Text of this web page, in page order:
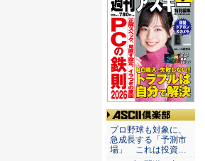
ASCII倶楽部
プロ野球も対象に、
急成長する「予測市
場」 これは投資…